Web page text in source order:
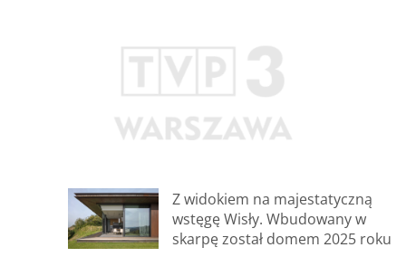
Z widokiem na majestatyczną
wstęgę Wisły. Wbudowany w
skarpę został domem 2025 roku